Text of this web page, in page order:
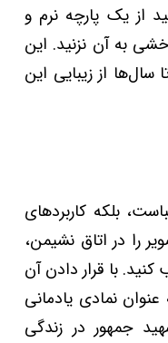
از یک پارچه نرم و
به آن نزنید. این
از زیبایی این
بلکه کاربردهای
را در اتاق نشیمن،
با قرار دادن آن
نمادی یادمانی
جمهور در زندگی